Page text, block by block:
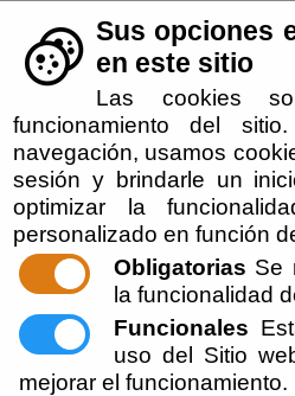
Sus opciones
en este sitio
Las cookies
funcionamiento del
navegación, usamos
sesión y brindarle un
optimizar la
personalizado en función
Obligatorias Se
la funcionalidad
Funcionales
uso del Sitio
mejorar el funcionamiento.
Usted se encuentra aquí:Inicio //
El documento con referenciamapa_web no